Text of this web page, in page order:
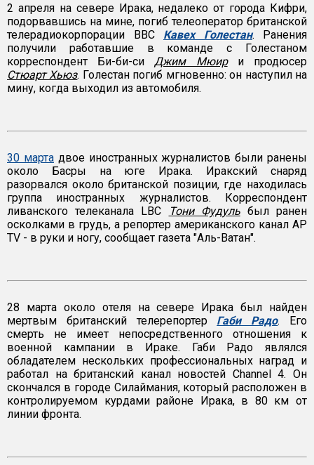
2 апреля на севере Ирака, недалеко от города Кифри,
подорвавшись на мине, погиб телеоператор британской
телерадиокорпорации BBC Кавех Голестан. Ранения
получили работавшие в команде с Голестаном
корреспондент Би-би-си Джим Мюири продюсер
Стюарт Хьюз. Голестан погиб мгновенно: он наступил на
мину, когда выходил из автомобиля.
30 мартадвое иностранных журналистов были ранены
около Басры на юге Ирака. Иракский снаряд
разорвался около британской позиции, где находилась
группа иностранных журналистов. Корреспондент
ливанского телеканала LBC
Тони Фудульбыл ранен
осколками в грудь, а репортер американского канал AP
TV - в руки и ногу, сообщает газета "Аль-Ватан".
28 марта около отеля на севере Ирака был найден
мертвым британский телерепортер Габи Радо. Его
смерть не имеет непосредственного отношения к
военной кампании в Ираке. Габи Радо являлся
обладателем нескольких профессиональных наград и
работал на британский канал новостей Channel 4. Он
скончался в городе Силаймания, который расположен в
контролируемом курдами районе Ирака, в 80 км от
линии фронта.